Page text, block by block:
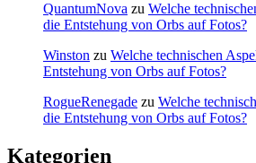
QuantumNova zu Welche
die Entstehung von Orbs auf Fotos?
Winston zu Welche technischen
Entstehung von Orbs auf Fotos?
RogueRenegade zu Welche
die Entstehung von Orbs auf Fotos?
Kategorien